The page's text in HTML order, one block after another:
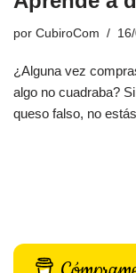
por CubiroCom
¿Alguna vez
algo no cuadraba?
queso falso, no